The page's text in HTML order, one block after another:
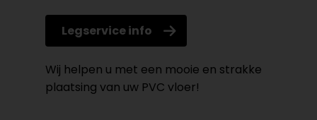
Legservice info
Wij helpen u met een mooie en strakke
plaatsing van uw PVC vloer!